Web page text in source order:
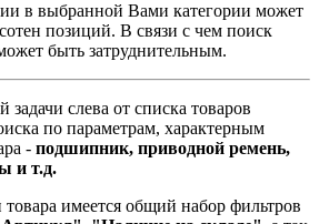
в выбранной Вами категории может
позиций. В связи с чем поиск
быть затруднительным.
задачи слева от списка товаров
по параметрам, характерным
- подшипник, приводной ремень,
и т.д.
имеется общий набор фильтров